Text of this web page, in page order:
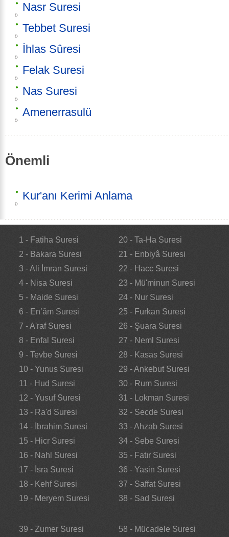
Nasr Suresi
Tebbet Suresi
İhlas Sûresi
Felak Suresi
Nas Suresi
Amenerrasulü
Önemli
Kur'anı Kerimi Anlama
1 - Fatiha Suresi
2 - Bakara Suresi
3 - Ali İmran Suresi
4 - Nisa Suresi
5 - Maide Suresi
6 - En’âm Suresi
7 - A'raf Suresi
8 - Enfal Suresi
9 - Tevbe Suresi
10 - Yunus Suresi
11 - Hud Suresi
12 - Yusuf Suresi
13 - Ra'd Suresi
14 - İbrahim Suresi
15 - Hicr Suresi
16 - Nahl Suresi
17 - İsra Suresi
18 - Kehf Suresi
19 - Meryem Suresi
20 - Ta-Ha Suresi
21 - Enbiyâ Suresi
22 - Hacc Suresi
23 - Mü'minun Suresi
24 - Nur Suresi
25 - Furkan Suresi
26 - Şuara Suresi
27 - Neml Suresi
28 - Kasas Suresi
29 - Ankebut Suresi
30 - Rum Suresi
31 - Lokman Suresi
32 - Secde Suresi
33 - Ahzab Suresi
34 - Sebe Suresi
35 - Fatır Suresi
36 - Yasin Suresi
37 - Saffat Suresi
38 - Sad Suresi
39 - Zumer Suresi
58 - Mücadele Suresi